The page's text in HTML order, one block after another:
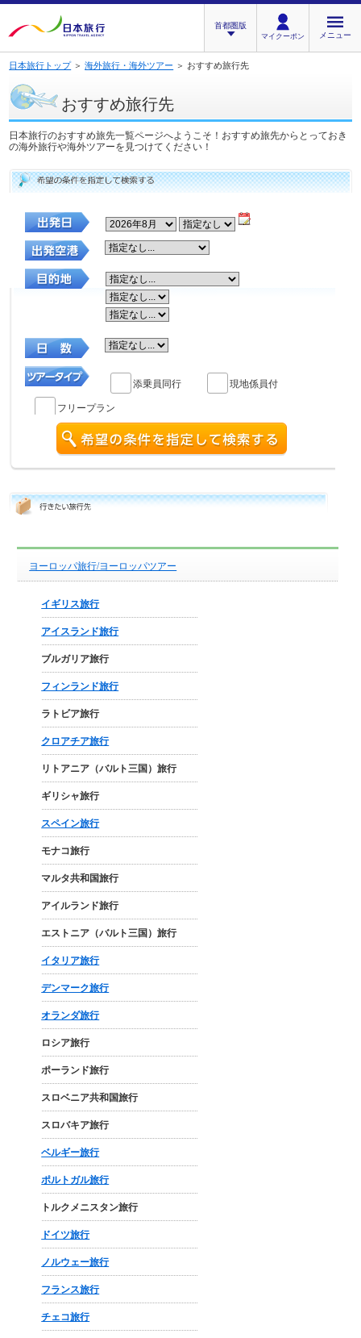
首都圏版
マイクーポン メニュー
日本旅行トップ＞海外旅行・海外ツアー ＞ おすすめ旅行先
おすすめ旅行先
日本旅行のおすすめ旅先一覧ページへようこそ！おすすめ旅先からとっておき
の海外旅行や海外ツアーを見つけてください！
添乗員同行 現地係員付
フリープラン
ヨーロッパ旅行/ヨーロッパツアー
イギリス旅行
アイスランド旅行
ブルガリア旅行
フィンランド旅行
ラトビア旅行
クロアチア旅行
リトアニア（バルト三国）旅行
ギリシャ旅行
スペイン旅行
モナコ旅行
マルタ共和国旅行
アイルランド旅行
エストニア（バルト三国）旅行
イタリア旅行
デンマーク旅行
オランダ旅行
ロシア旅行
ポーランド旅行
スロベニア共和国旅行
スロバキア旅行
ベルギー旅行
ポルトガル旅行
トルクメニスタン旅行
ドイツ旅行
ノルウェー旅行
フランス旅行
チェコ旅行